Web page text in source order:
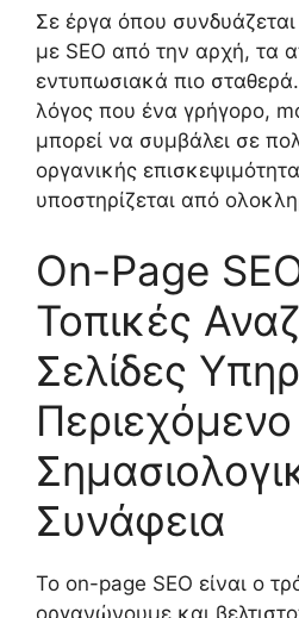
Σε έργα όπου
με SEO από την αρχή, τα
εντυπωσιακά πιο
λόγος που ένα γρήγορο,
μπορεί να συμβάλει σε
οργανικής
υποστηρίζεται από
On-Page
Τοπικές
Σελίδες
Περιεχόμενο
Συνάφεια
Το on-page SEO είναι ο